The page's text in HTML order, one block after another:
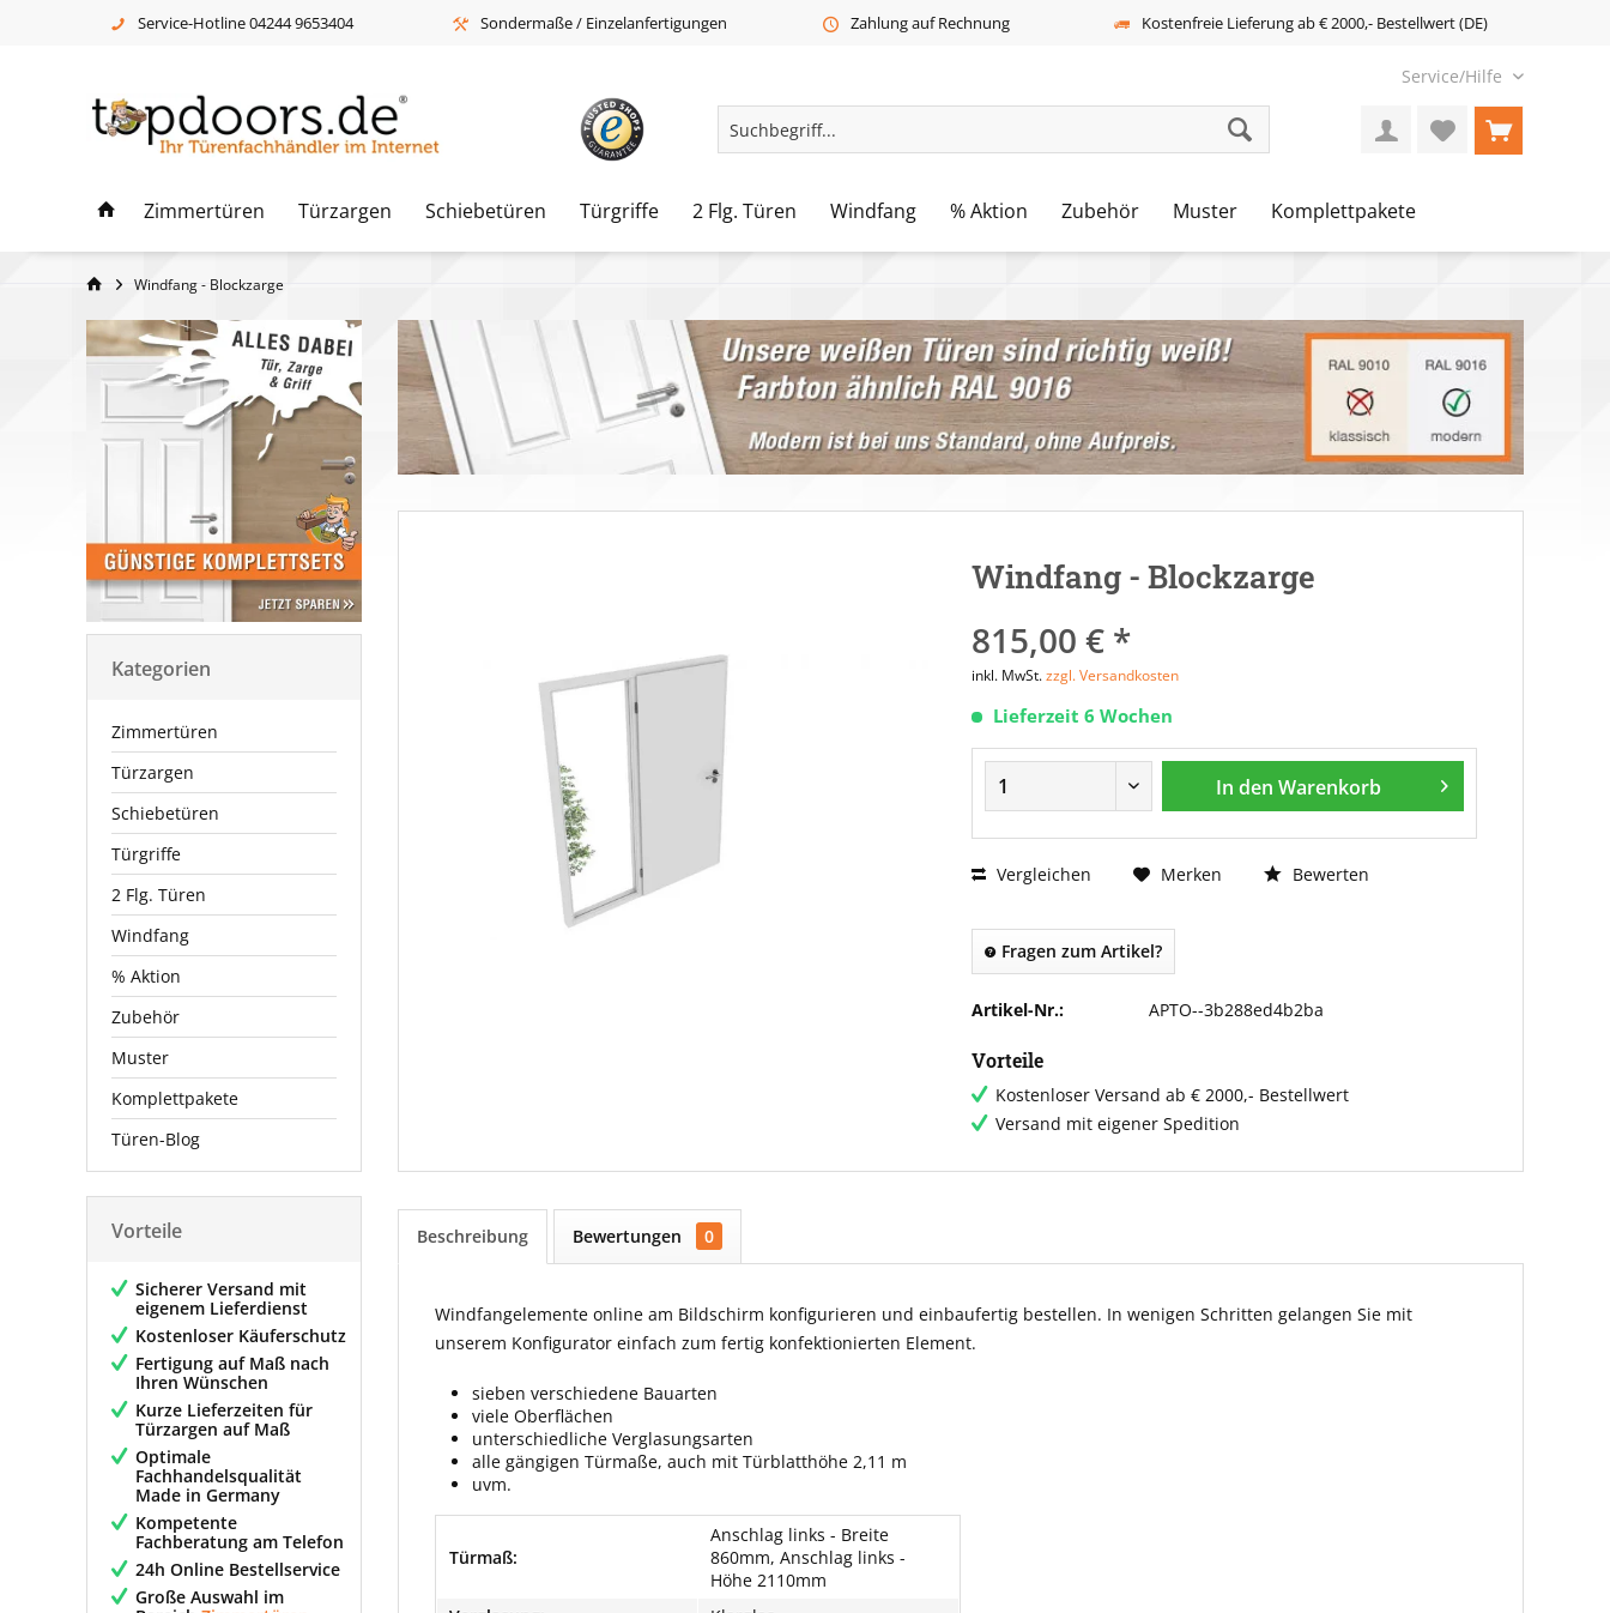
Service-Hotline 04244 9653404 Sondermaße / Einzelanfertigungen Zahlung auf Rechnung Kostenfreie Lieferung ab € 2000,- Bestellwert (DE)
Service/Hilfe
Zimmertüren Türzargen Schiebetüren Türgriffe 2 Flg. Türen Windfang % Aktion Zubehör Muster Komplettpakete
Windfang - Blockzarge
Kategorien
Zimmertüren
Türzargen
Schiebetüren
Türgriffe
2 Flg. Türen
Windfang
% Aktion
Zubehör
Muster
Komplettpakete
Türen-Blog
Vorteile
Sicherer Versand mit
eigenem Lieferdienst
Kostenloser Käuferschutz
Fertigung auf Maß nach
Ihren Wünschen
Kurze Lieferzeiten für
Türzargen auf Maß
Optimale
Fachhandelsqualität
Made in Germany
Kompetente
Fachberatung am Telefon
24h Online Bestellservice
Große Auswahl im
Windfang - Blockzarge
815,00 € *
inkl. MwSt.zzgl. Versandkosten
Lieferzeit 6 Wochen
In den Warenkorb
Vergleichen Merken Bewerten
Fragen zum Artikel?
Artikel-Nr.: APTO--3b288ed4b2ba
Vorteile
Kostenloser Versand ab € 2000,- Bestellwert
Versand mit eigener Spedition
Beschreibung Bewertungen 0
Windfangelemente online am Bildschirm konfigurieren und einbaufertig bestellen. In wenigen Schritten gelangen Sie mit
unserem Konfigurator einfach zum fertig konfektionierten Element.
sieben verschiedene Bauarten
viele Oberflächen
unterschiedliche Verglasungsarten
alle gängigen Türmaße, auch mit Türblatthöhe 2,11 m
uvm.
Türmaß:
Anschlag links - Breite
860mm, Anschlag links -
Höhe 2110mm